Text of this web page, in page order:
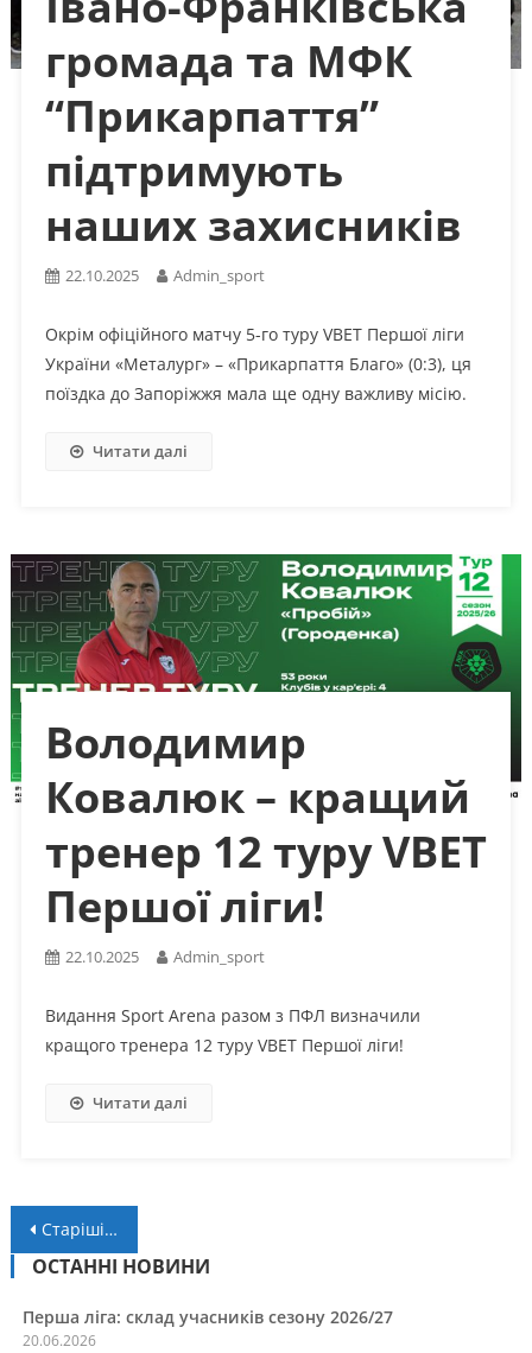
громада та МФК
“Прикарпаття”
підтримують
наших захисників
22.10.2025 Admin_sport
Окрім офіційного матчу 5-го туру VBET Першої ліги
України «Металург» – «Прикарпаття Благо» (0:3), ця
поїздка до Запоріжжя мала ще одну важливу місію.
Читати далі
Володимир
Ковалюк – кращий
тренер 12 туру VBET
Першої ліги!
22.10.2025 Admin_sport
Видання Sport Arena разом з ПФЛ визначили
кращого тренера 12 туру VBET Першої ліги!
Читати далі
Навігація
за
записами
Старіші записи
ОСТАННІ НОВИНИ
Перша ліга: склад учасників сезону 2026/27
20.06.2026